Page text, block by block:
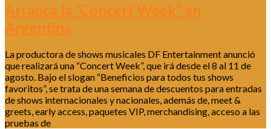
Arranca la “Concert Week” en
Argentina
La productora de shows musicales DF Entertainment anunció
que realizará una “Concert Week”, que irá desde el 8 al 11 de
agosto. Bajo el slogan “Beneficios para todos tus shows
favoritos”, se trata de una semana de descuentos para entradas
de shows internacionales y nacionales, además de, meet &
greets, early access, paquetes VIP, merchandising, acceso a las
pruebas de